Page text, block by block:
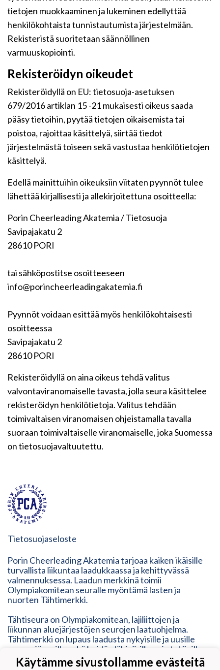
tietojen muokkaaminen ja lukeminen edellyttää
henkilökohtaista tunnistautumista järjestelmään.
Rekisteristä suoritetaan säännöllinen
varmuuskopiointi.
Rekisteröidyn oikeudet
Rekisteröidyllä on EU: tietosuoja-asetuksen
679/2016 artiklan 15 -21 mukaisesti oikeus saada
pääsy tietoihin, pyytää tietojen oikaisemista tai
poistoa, rajoittaa käsittelyä, siirtää tiedot
järjestelmästä toiseen sekä vastustaa henkilötietojen
käsittelyä.
Edellä mainittuihin oikeuksiin viitaten pyynnöt tulee
lähettää kirjallisesti ja allekirjoitettuna osoitteella:
Porin Cheerleading Akatemia / Tietosuoja
Savipajakatu 2
28610 PORI
tai sähköpostitse osoitteeseen
info@porincheerleadingakatemia.fi
Pyynnöt voidaan esittää myös henkilökohtaisesti
osoitteessa
Savipajakatu 2
28610 PORI
Rekisteröidyllä on aina oikeus tehdä valitus
valvontaviranomaiselle tavasta, jolla seura käsittelee
rekisteröidyn henkilötietoja. Valitus tehdään
toimivaltaisen viranomaisen ohjeistamalla tavalla
suoraan toimivaltaiselle viranomaiselle, joka Suomessa
on tietosuojavaltuutettu.
Tietosuojaseloste
Porin Cheerleading Akatemia tarjoaa kaiken ikäisille
turvallista liikuntaa laadukkaassa ja kehittyvässä
valmennuksessa. Laadun merkkinä toimii
Olympiakomitean seuralle myöntämä lasten ja
nuorten Tähtimerkki.
Tähtiseura on Olympiakomitean, lajiliittojen ja
liikunnan aluejärjestöjen seurojen laatuohjelma.
Tähtimerkki on lupaus laadusta nykyisille ja uusille
seuran jäsenille sekä heidän lähipiirilleen ja tukijoille.
Tähtimerkki on osoitus modernista, ketterästä,
Käytämme sivustollamme evästeitä